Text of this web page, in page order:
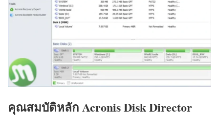
คุณสมบัติหลัก Acronis Disk Director